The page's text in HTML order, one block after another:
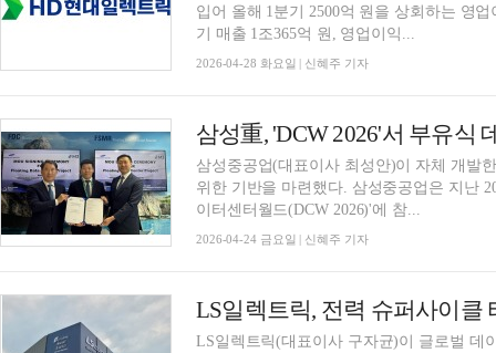
입어 올해 1분기 2500억 원을 상회하는 영
기 매출 1조365억 원, 영업이익...
2026-04-28 화요일 | 신혜주 기자
삼성重, 'DCW 2026'서 부유식
삼성중공업(대표이사 최성안)이 자체 개발
위한 기반을 마련했다. 삼성중공업은 지난
이터센터월드(DCW 2026)'에 참...
2026-04-24 금요일 | 신혜주 기자
LS일렉트릭, 전력 슈퍼사이클
LS일렉트릭(대표이사 구자균)이 글로벌 데